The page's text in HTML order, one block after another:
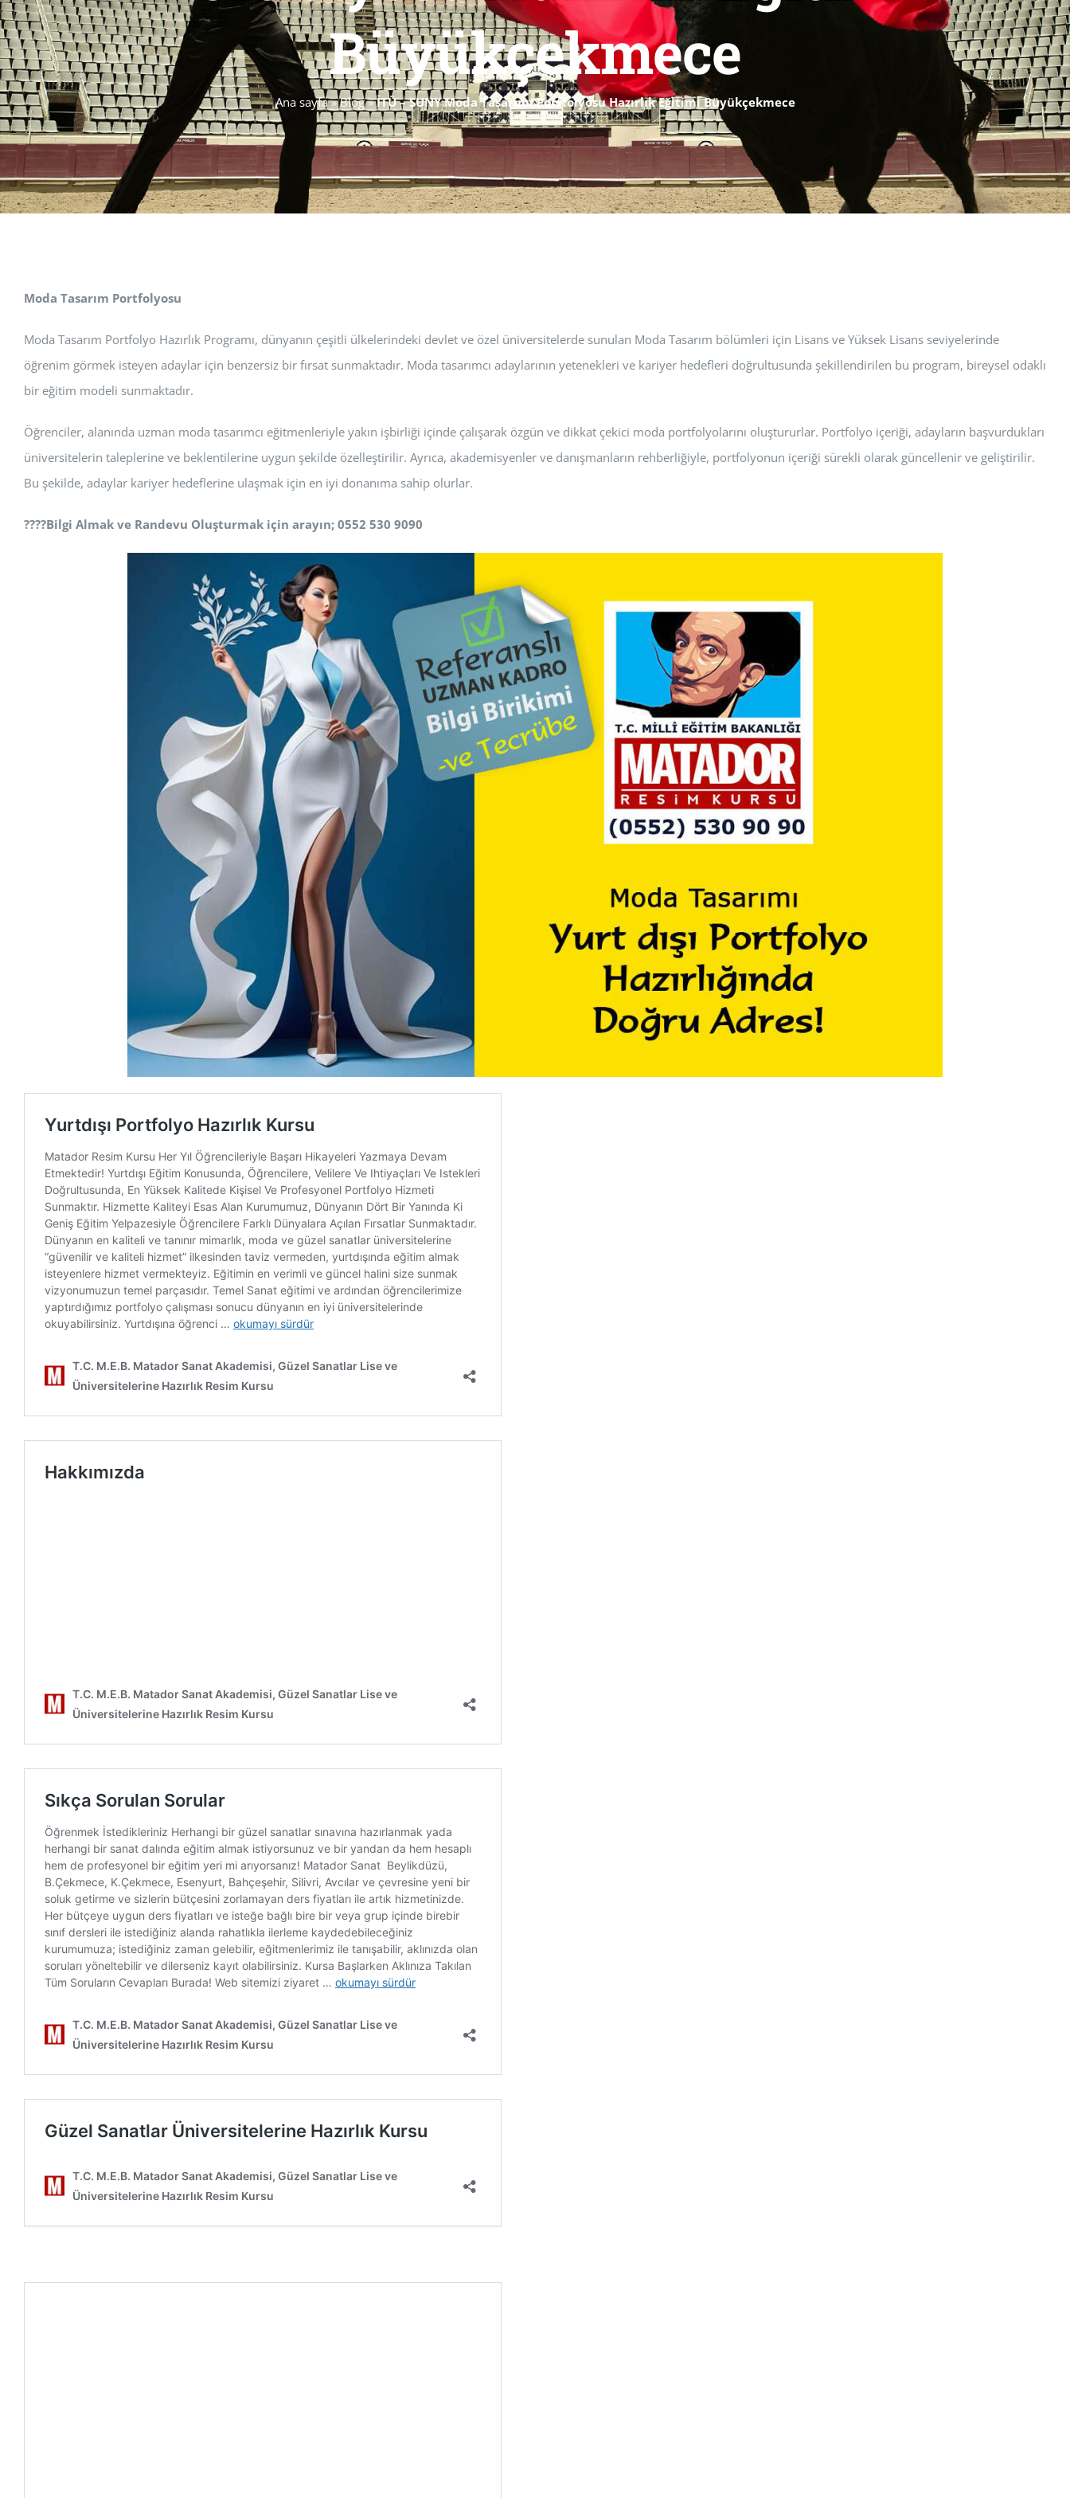
Büyükçekmece
Ana sayfa»Blog»İTÜ – SUNY Moda Tasarımı Portfolyosu Hazırlık Eğitimi Büyükçekmece
Moda Tasarım Portfolyosu
Moda Tasarım Portfolyo Hazırlık Programı, dünyanın çeşitli ülkelerindeki devlet ve özel üniversitelerde sunulan Moda Tasarım bölümleri için Lisans ve Yüksek Lisans seviyelerinde
öğrenim görmek isteyen adaylar için benzersiz bir fırsat sunmaktadır. Moda tasarımcı adaylarının yetenekleri ve kariyer hedefleri doğrultusunda şekillendirilen bu program, bireysel odaklı
bir eğitim modeli sunmaktadır.
Öğrenciler, alanında uzman moda tasarımcı eğitmenleriyle yakın işbirliği içinde çalışarak özgün ve dikkat çekici moda portfolyolarını oluştururlar. Portfolyo içeriği, adayların başvurdukları
üniversitelerin taleplerine ve beklentilerine uygun şekilde özelleştirilir. Ayrıca, akademisyenler ve danışmanların rehberliğiyle, portfolyonun içeriği sürekli olarak güncellenir ve geliştirilir.
Bu şekilde, adaylar kariyer hedeflerine ulaşmak için en iyi donanıma sahip olurlar.
????Bilgi Almak ve Randevu Oluşturmak için arayın; 0552 530 9090